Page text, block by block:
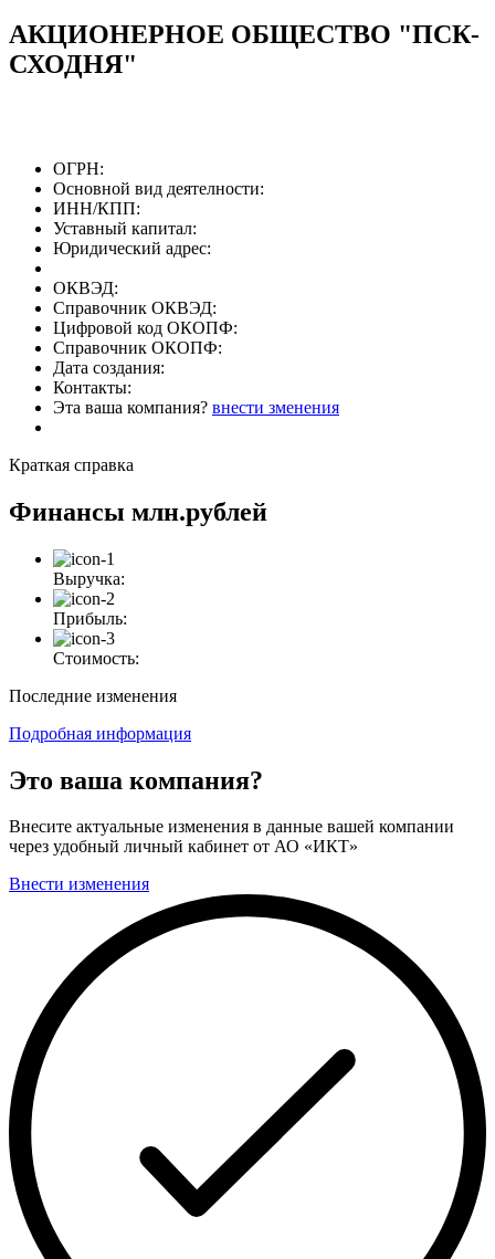
АКЦИОНЕРНОЕ ОБЩЕСТВО "ПСК-
СХОДНЯ"
ОГРН:
Основной вид деятелности:
ИНН/КПП:
Уставный капитал:
Юридический адрес:
ОКВЭД:
Справочник ОКВЭД:
Цифровой код ОКОПФ:
Справочник ОКОПФ:
Дата создания:
Контакты:
Эта ваша компания? внести зменения
Краткая справка
Финансы млн.рублей
Выручка:
Прибыль:
Стоимость:
Последние изменения
Подробная информация
Это ваша компания?
Внесите актуальные изменения в данные вашей компании
через удобный личный кабинет от АО «ИКТ»
Внести изменения